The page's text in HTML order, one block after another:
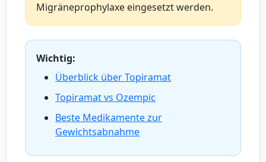
Migräneprophylaxe eingesetzt werden.
Wichtig:
Überblick über Topiramat
Topiramat vs Ozempic
Beste Medikamente zur
Gewichtsabnahme